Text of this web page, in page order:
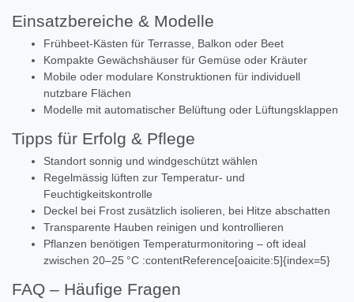
Einsatzbereiche & Modelle
Frühbeet‑Kästen für Terrasse, Balkon oder Beet
Kompakte Gewächshäuser für Gemüse oder Kräuter
Mobile oder modulare Konstruktionen für individuell
nutzbare Flächen
Modelle mit automatischer Belüftung oder Lüftungsklappen
Tipps für Erfolg & Pflege
Standort sonnig und windgeschützt wählen
Regelmässig lüften zur Temperatur- und
Feuchtigkeitskontrolle
Deckel bei Frost zusätzlich isolieren, bei Hitze abschatten
Transparente Hauben reinigen und kontrollieren
Pflanzen benötigen Temperaturmonitoring – oft ideal
zwischen 20–25 °C :contentReference[oaicite:5]{index=5}
FAQ – Häufige Fragen